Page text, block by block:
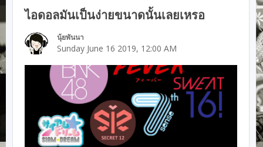
ไอดอลมันเป็นง่ายขนาดนั้นเลยเหรอ
นุ้ยพันนา
Sunday June 16 2019, 12:00 AM